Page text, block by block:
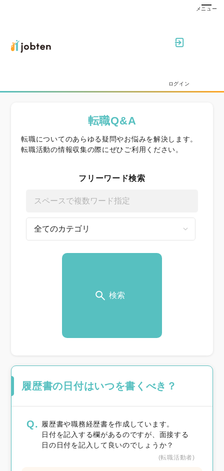
ログイン
転職Q&A
転職についてのあらゆる疑問やお悩みを解決します。
転職活動の情報収集の際にぜひご利用ください。
フリーワード検索
検索
履歴書の日付はいつを書くべき？
Q.
履歴書や職務経歴書を作成しています。
日付を記入する欄があるのですが、面接する
日の日付を記入して良いのでしょうか？
(転職活動者)